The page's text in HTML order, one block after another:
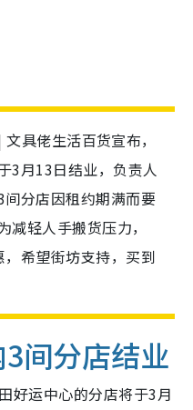
具佬生活百货宣布，
3月13日结业，负责人
分店因租约期满而要
轻人手搬货压力，
希望街坊支持，买到
间分店结业
好运中心的分店将于3月